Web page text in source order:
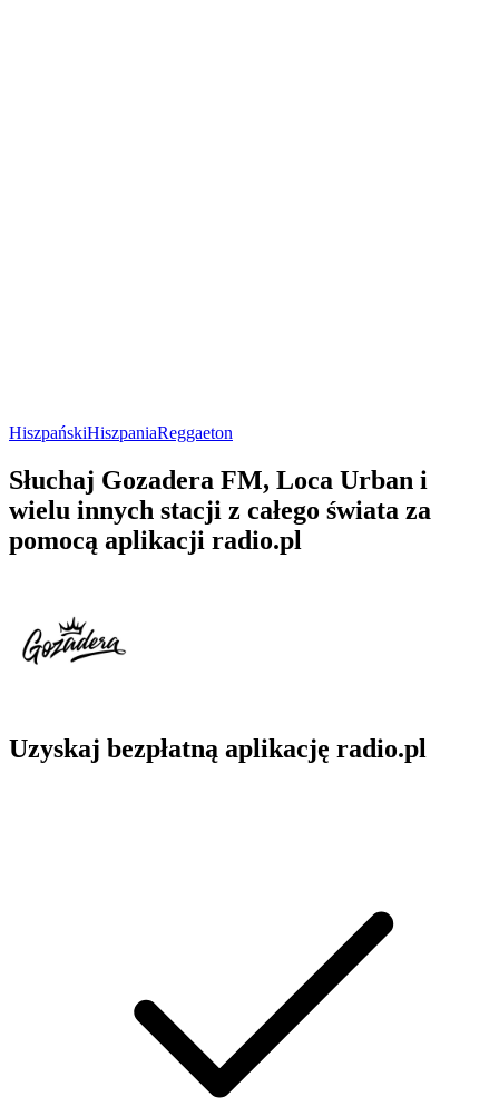
HiszpańskiHiszpaniaReggaeton
Słuchaj Gozadera FM, Loca Urban i
wielu innych stacji z całego świata za
pomocą aplikacji radio.pl
Uzyskaj bezpłatną aplikację radio.pl